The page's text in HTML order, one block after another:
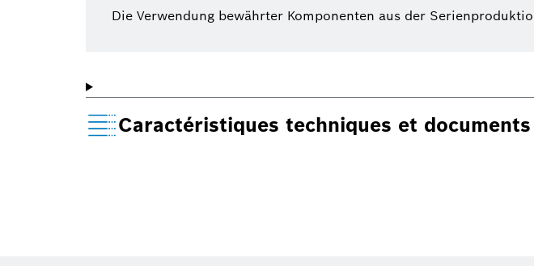
Die Verwendung bewährter Komponenten aus der
Caractéristiques techniques et documents